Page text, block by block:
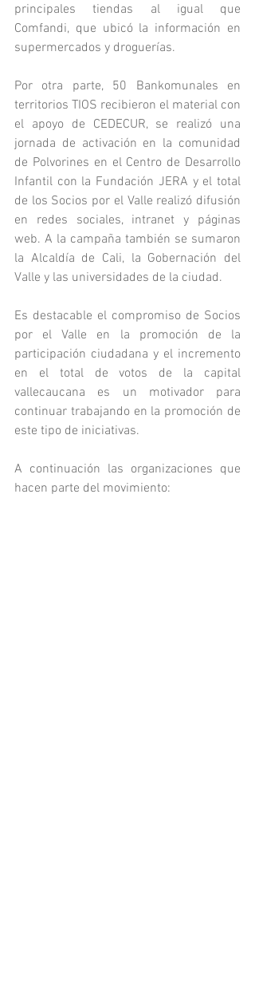
principales tiendas al igual que
Comfandi, que ubicó la información en
supermercados y droguerías.
Por otra parte, 50 Bankomunales en
territorios TIOS recibieron el material con
el apoyo de CEDECUR, se realizó una
jornada de activación en la comunidad
de Polvorines en el Centro de Desarrollo
Infantil con la Fundación JERA y el total
de los Socios por el Valle realizó difusión
en redes sociales, intranet y páginas
web. A la campaña también se sumaron
la Alcaldía de Cali, la Gobernación del
Valle y las universidades de la ciudad.
Es destacable el compromiso de Socios
por el Valle en la promoción de la
participación ciudadana y el incremento
en el total de votos de la capital
vallecaucana es un motivador para
continuar trabajando en la promoción de
este tipo de iniciativas.
A continuación las organizaciones que
hacen parte del movimiento: